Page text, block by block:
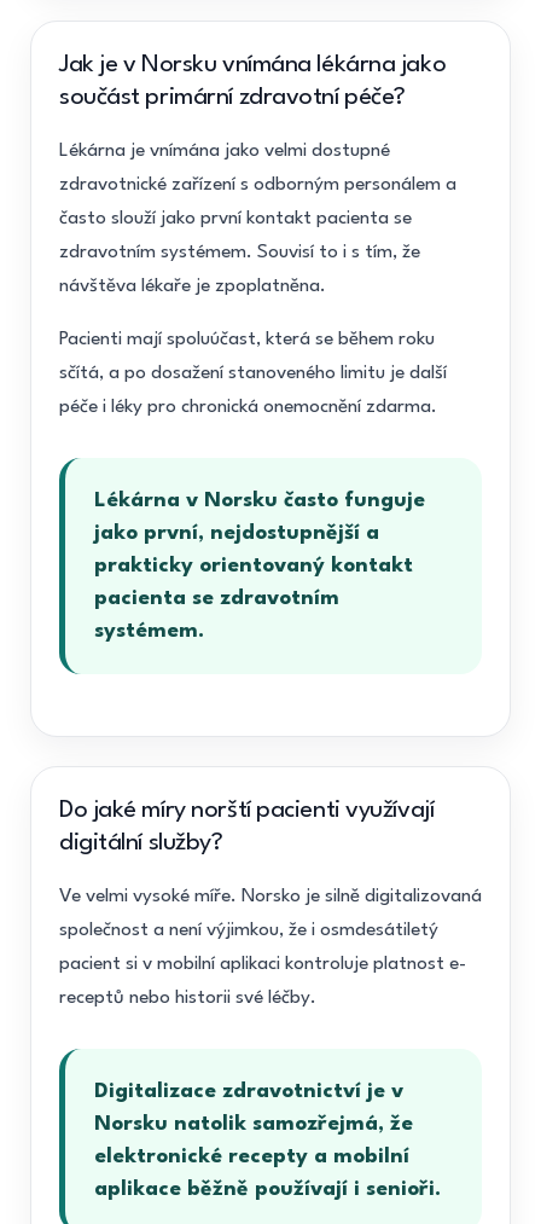
Jak je v Norsku vnímána lékárna jako
součást primární zdravotní péče?
Lékárna je vnímána jako velmi dostupné
zdravotnické zařízení s odborným personálem a
často slouží jako první kontakt pacienta se
zdravotním systémem. Souvisí to i s tím, že
návštěva lékaře je zpoplatněna.
Pacienti mají spoluúčast, která se během roku
sčítá, a po dosažení stanoveného limitu je další
péče i léky pro chronická onemocnění zdarma.
Lékárna v Norsku často funguje
jako první, nejdostupnější a
prakticky orientovaný kontakt
pacienta se zdravotním
systémem.
Do jaké míry norští pacienti využívají
digitální služby?
Ve velmi vysoké míře. Norsko je silně digitalizovaná
společnost a není výjimkou, že i osmdesátiletý
pacient si v mobilní aplikaci kontroluje platnost e-
receptů nebo historii své léčby.
Digitalizace zdravotnictví je v
Norsku natolik samozřejmá, že
elektronické recepty a mobilní
aplikace běžně používají i senioři.